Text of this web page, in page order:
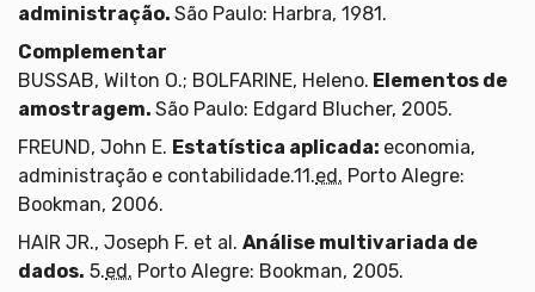
administração. São Paulo: Harbra, 1981.
Complementar
BUSSAB, Wilton O.; BOLFARINE, Heleno. Elementos de
amostragem. São Paulo: Edgard Blucher, 2005.
FREUND, John E. Estatística aplicada: economia,
administração e contabilidade.11.ed. Porto Alegre:
Bookman, 2006.
HAIR JR., Joseph F. et al. Análise multivariada de
dados. 5.ed. Porto Alegre: Bookman, 2005.